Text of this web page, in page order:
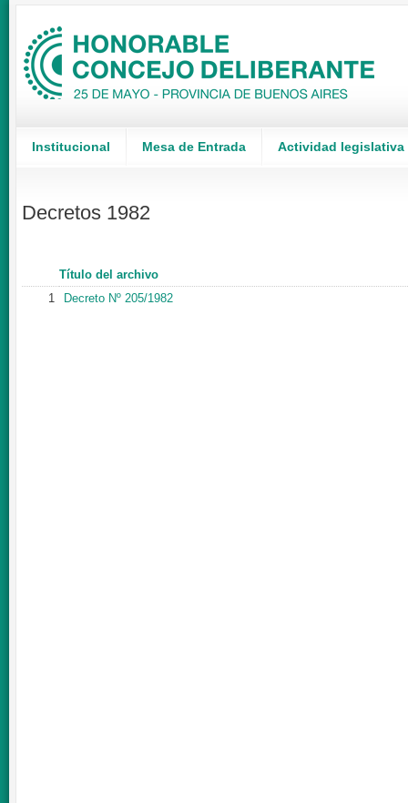
Institucional Mesa de Entrada Actividad legislativa
Decretos 1982
Título del archivo
1
Decreto Nº 205/1982